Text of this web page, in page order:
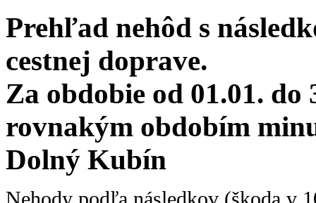
Prehľad nehôd s
cestnej doprave.
Za obdobie od 01.01. do
rovnakým obdobím
Dolný Kubín